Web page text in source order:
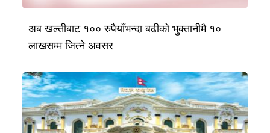
अब खल्तीबाट १०० रुपैयाँभन्दा बढीको भुक्तानीमै १०
लाखसम्म जित्ने अवसर